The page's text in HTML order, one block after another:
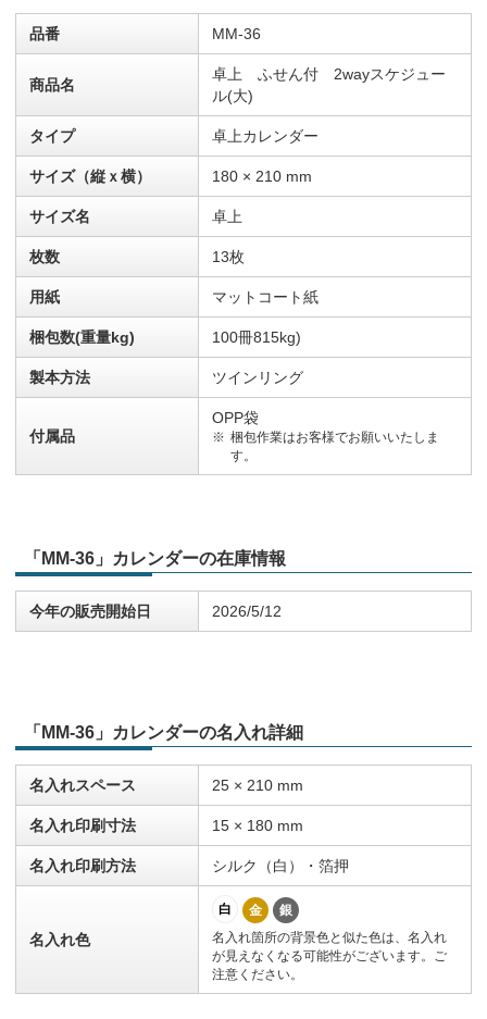
品番 MM-36
商品名
卓上 ふせん付 2wayスケジュー
ル(大)
タイプ 卓上カレンダー
サイズ（縦ｘ横） 180 × 210 mm
サイズ名 卓上
枚数 13枚
用紙 マットコート紙
梱包数(重量kg) 100冊815kg)
製本方法 ツインリング
付属品
OPP袋
梱包作業はお客様でお願いいたしま
す。
「MM-36」カレンダーの在庫情報
今年の販売開始日 2026/5/12
「MM-36」カレンダーの名入れ詳細
名入れスペース 25 × 210 mm
名入れ印刷寸法 15 × 180 mm
名入れ印刷方法 シルク（白）・箔押
名入れ色
白 金
銀
名入れ箇所の背景色と似た色は、名入れ
が見えなくなる可能性がございます。ご
注意ください。